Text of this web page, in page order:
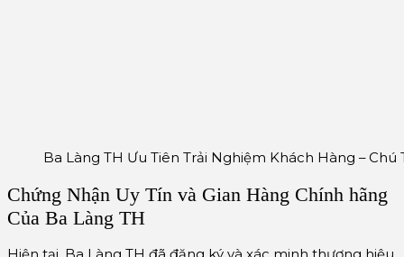
Ba Làng TH Ưu Tiên Trải Nghiệm Khách Hàng – Chú
Chứng Nhận Uy Tín và Gian Hàng Chính hãng
Của Ba Làng TH